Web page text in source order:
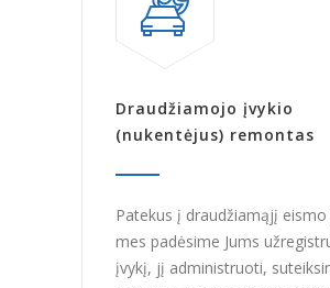
Draudžiamojo įvykio
(nukentėjus) remontas
Patekus į draudžiamąjį
mes padėsime Jums
įvykį, jį administruoti,